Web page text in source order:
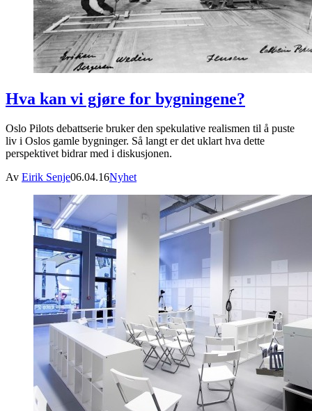
Hva kan vi gjøre for bygningene?
Oslo Pilots debattserie bruker den spekulative realismen til å puste
liv i Oslos gamle bygninger. Så langt er det uklart hva dette
perspektivet bidrar med i diskusjonen.
Av Eirik Senje06.04.16Nyhet